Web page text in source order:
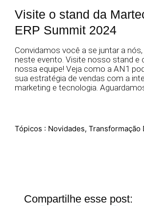
Visite o stand da
ERP Summit 2024
Convidamos você a se juntar a
neste evento. Visite nosso stand e
nossa equipe! Veja como a AN1
sua estratégia de vendas com a
marketing e tecnologia.
Tópicos : Novidades, Transformação
Compartilhe esse post: